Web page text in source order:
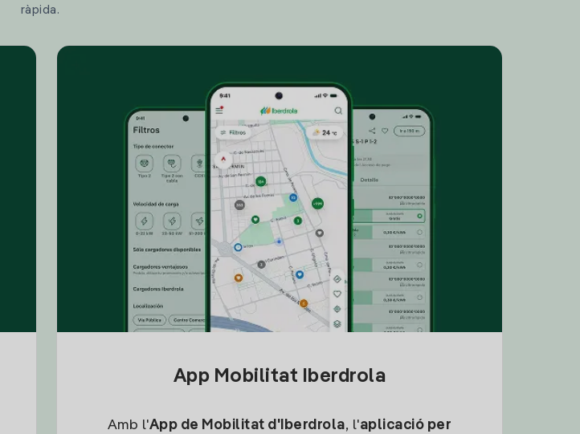
ràpida.
App Mobilitat Iberdrola
Amb l'App de Mobilitat d'Iberdrola, l'aplicació per